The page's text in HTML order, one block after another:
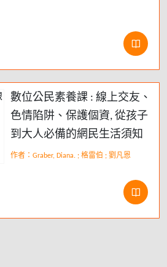
數位公民素養課 : 線上交友、
色情陷阱、保護個資, 從孩子
到大人必備的網民生活須知
作者：Graber, Diana. ; 格雷伯 ; 劉凡恩